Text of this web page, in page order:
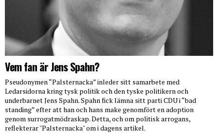
Vem fan är Jens Spahn?
Pseudonymen “Palsternacka” inleder sitt samarbete med
Ledarsidorna kring tysk politik och den tyske politikern och
underbarnet Jens Spahn. Spahn fick lämna sitt parti CDU i “bad
standing” efter att han och hans make genomfört en adoption
genom surrogatmödraskap. Detta, och om politisk arrogans,
reflekterar "Palsternacka" om i dagens artikel.